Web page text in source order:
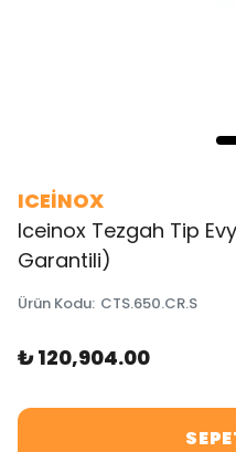
ICEİNOX
Iceinox Tezgah Tip
Garantili)
Ürün Kodu: CTS.650.CR.S
₺ 120,904.00